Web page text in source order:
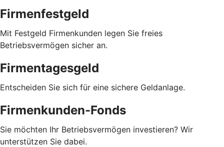
Firmenfestgeld
Mit Festgeld Firmenkunden legen Sie freies
Betriebsvermögen sicher an.
Firmentagesgeld
Entscheiden Sie sich für eine sichere Geldanlage.
Firmenkunden-Fonds
Sie möchten Ihr Betriebsvermögen investieren? Wir
unterstützen Sie dabei.